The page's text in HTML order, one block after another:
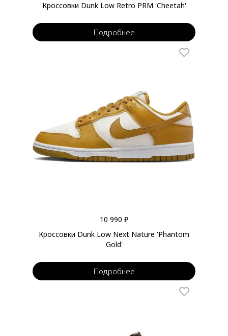
Кроссовки Dunk Low Retro PRM 'Cheetah'
Подробнее
10 990 ₽
Кроссовки Dunk Low Next Nature 'Phantom
Gold'
Подробнее